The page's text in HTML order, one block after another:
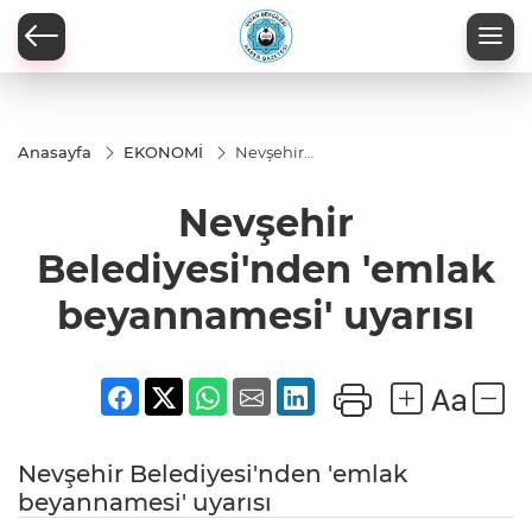
Anasayfa EKONOMİ
Nevşehir
beyannamesi'
uyarısı
Nevşehir
Belediyesi'nden 'emlak
beyannamesi' uyarısı
Nevşehir Belediyesi'nden 'emlak
beyannamesi' uyarısı